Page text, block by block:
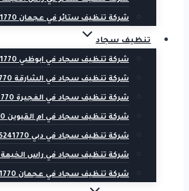
شركة تنظيف ستائر في عجمان 0555241770 دبي والشارقة
تنظيف سجاد
شركة تنظيف سجاد في ابوظبي 0555241770 Sharja Dubai
شركة تنظيف سجاد في الشارقة 0555241770 Sharja Dubai
شركة تنظيف سجاد في الفجيرة 0555241770 Sharja Dubai
شركة تنظيف سجاد في ام القيوين 0555241770 Sharja Dubai
شركة تنظيف سجاد في دبي 0555241770 Sharja Dubai
شركة تنظيف سجاد في راس الخيمة 0555241770 Sharja Dubai
شركة تنظيف سجاد في عجمان 0555241770 Sharja Dubai